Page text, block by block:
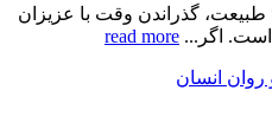
طبیعت، گذراندن وقت با عزیزان
اگر... read more